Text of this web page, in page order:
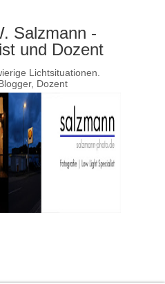
Salzmann -
und Dozent
Lichtsituationen.
Dozent